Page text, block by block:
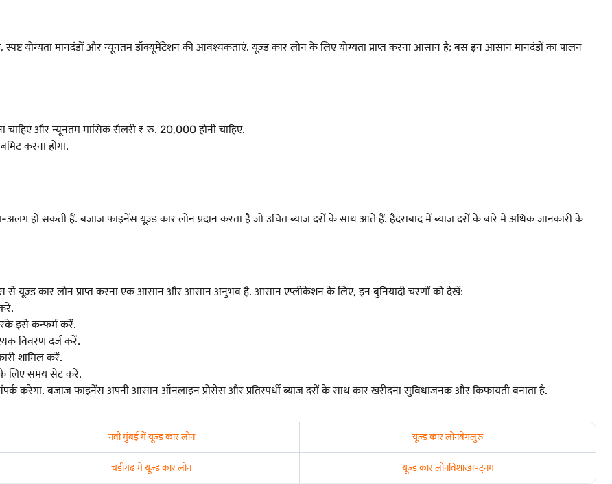
योग्यता मानदंडों और न्यूनतम डॉक्यूमेंटेशन की आवश्यकताएं. यूज़्ड कार लोन के लिए योग्यता प्राप्त करना आसान है; बस इन आसान मानदंडों का पालन
और न्यूनतम मासिक सैलरी ₹ रु. 20,000 होनी चाहिए.
करना होगा.
हो सकती हैं. बजाज फाइनेंस यूज़्ड कार लोन प्रदान करता है जो उचित ब्याज दरों के साथ आते हैं. हैदराबाद में ब्याज दरों के बारे में अधिक जानकारी के
से यूज़्ड कार लोन प्राप्त करना एक आसान और आसान अनुभव है. आसान एप्लीकेशन के लिए, इन बुनियादी चरणों को देखें:
इसे कन्फर्म करें.
विवरण दर्ज करें.
शामिल करें.
लिए समय सेट करें.
करेगा. बजाज फाइनेंस अपनी आसान ऑनलाइन प्रोसेस और प्रतिस्पर्धी ब्याज दरों के साथ कार खरीदना सुविधाजनक और किफायती बनाता है.
नवी मुंबई में यूज़्ड कार लोन यूज़्ड कार लोनबेंगलुरु
चंडीगढ़ में यूज़्ड कार लोन यूज़्ड कार लोनविशाखापट्नम